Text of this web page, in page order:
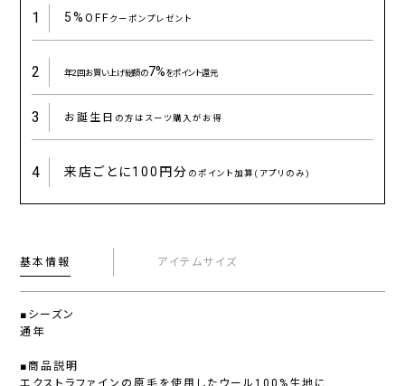
1 5%OFFクーポンプレゼント
2 年2回お買い上げ総額の7%をポイント還元
3 お誕生日 の方はスーツ購入がお得
4 来店ごとに100円分 のポイント加算(アプリのみ)
基本情報 アイテムサイズ
■シーズン
通年
■商品説明